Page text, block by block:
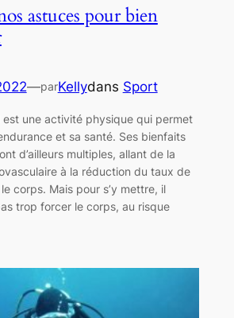
astuces pour bien
—parKellydans Sport
est une activité physique qui permet
et sa santé. Ses bienfaits
d’ailleurs multiples, allant de la
à la réduction du taux de
corps. Mais pour s’y mettre, il
trop forcer le corps, au risque